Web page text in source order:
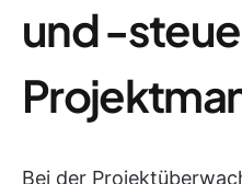
und -
Bei der